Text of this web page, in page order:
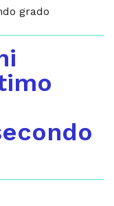
grado